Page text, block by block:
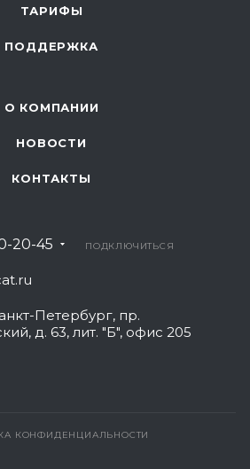
ТАРИФЫ
ПОДДЕРЖКА
О КОМПАНИИ
НОВОСТИ
КОНТАКТЫ
20-45 ПОДКЛЮЧИТЬСЯ
Петербург, пр.
д. 63, лит. "Б", офис 205
КОНФИДЕНЦИАЛЬНОСТИ